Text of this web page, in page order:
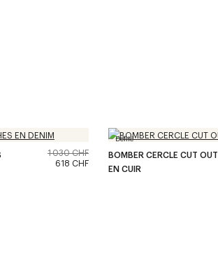
1 030 CHF
618 CHF
Défilé
BOMBER CERCLE CUT OUT
EN CUIR